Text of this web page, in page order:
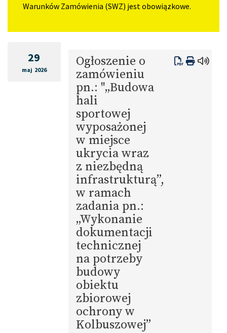
Warunków Zamówienia (SWZ) jest obowiązkowe.
29
maj 2026
Ogłoszenie o
zamówieniu
pn.: "„Budowa
hali
sportowej
wyposażonej
w miejsce
ukrycia wraz
z niezbędną
infrastrukturą”,
w ramach
zadania pn.:
„Wykonanie
dokumentacji
technicznej
na potrzeby
budowy
obiektu
zbiorowej
ochrony w
Kolbuszowej”